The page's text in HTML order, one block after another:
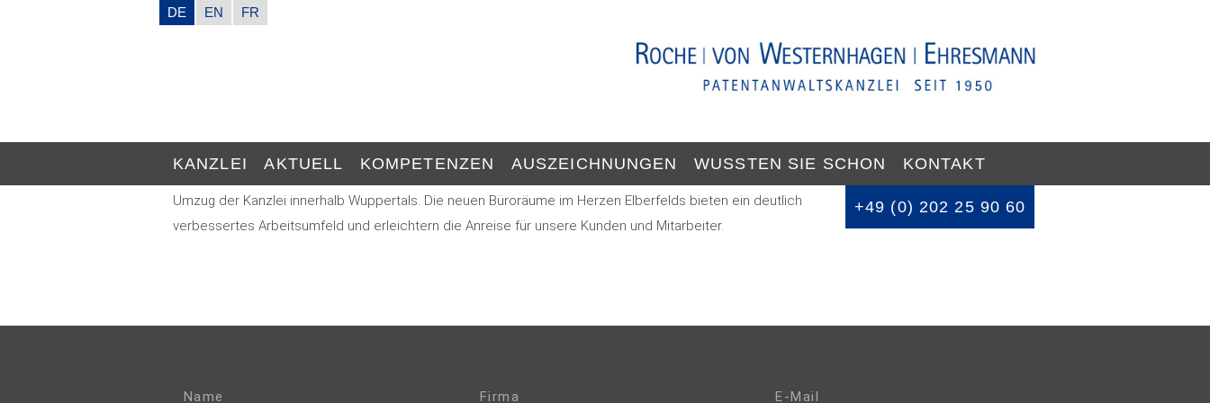
DE EN FR
KANZLEI AKTUELL KOMPETENZEN AUSZEICHNUNGEN WUSSTEN SIE SCHON KONTAKT
+49 (0) 202 25 90 60
Umzug der Kanzlei innerhalb Wuppertals. Die neuen Büroräume im Herzen Elberfelds bieten ein deutlich
verbessertes Arbeitsumfeld und erleichtern die Anreise für unsere Kunden und Mitarbeiter.